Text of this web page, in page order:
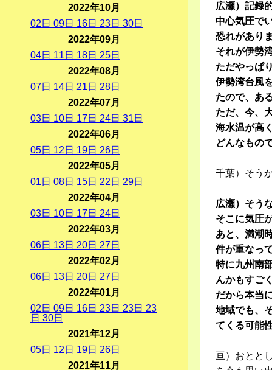
広瀬）記録
中心気圧で
恐れがあり
それが伊勢
ただやっぱ
伊勢湾台風
たので、あ
ただ、今、
海水温が高
どんなもの
千葉）そう
広瀬）そう
そこに気圧
あと、満潮
件が重なっ
特に九州南
んかもすご
だから本当
地域でも、
てくる可能
亘）おとと
2022年10月
02 日 09日 16日 23日 30日
2022年09月
04日 11 日 18日 25日
2022年08月
07日 14日 21 日 28日
2022年07月
03日 10日 17日 24日 31 日
2022年06月
05日 12 日 19日 26日
2022年05月
01 日 08日 15日 22 日 29日
2022年04月
03日 10日 17日 24日
2022年03月
06日 13日 20日 27日
2022年02月
06日 13日 20日 27日
2022年01月
02 日 09日 16日 23日 23日 23
日 30日
2021年12月
05日 12 日 19日 26日
2021年11月